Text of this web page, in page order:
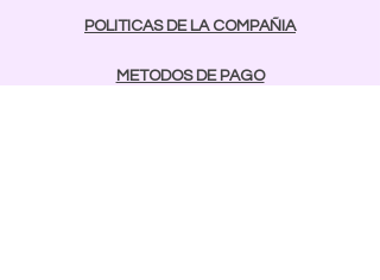
POLITICAS DE LA COMPAÑIA
METODOS DE PAGO